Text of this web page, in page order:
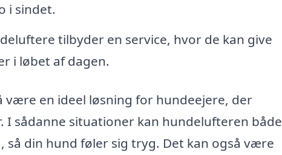
i sindet.
tilbyder en service, hvor de kan give
i løbet af dagen.
være en ideel løsning for hundeejere, der
sådanne situationer kan hundelufteren både
din hund føler sig tryg. Det kan også være